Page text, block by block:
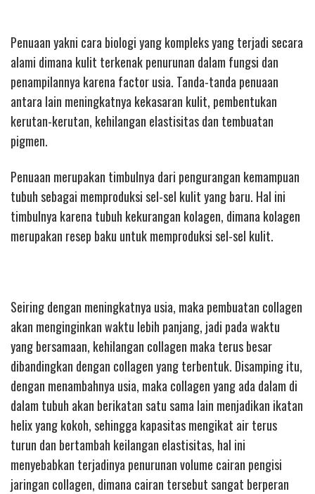
Penuaan yakni cara biologi yang kompleks yang terjadi secara
alami dimana kulit terkenak penurunan dalam fungsi dan
penampilannya karena factor usia. Tanda-tanda penuaan
antara lain meningkatnya kekasaran kulit, pembentukan
kerutan-kerutan, kehilangan elastisitas dan tembuatan
pigmen.
Penuaan merupakan timbulnya dari pengurangan kemampuan
tubuh sebagai memproduksi sel-sel kulit yang baru. Hal ini
timbulnya karena tubuh kekurangan kolagen, dimana kolagen
merupakan resep baku untuk memproduksi sel-sel kulit.
Seiring dengan meningkatnya usia, maka pembuatan collagen
akan menginginkan waktu lebih panjang, jadi pada waktu
yang bersamaan, kehilangan collagen maka terus besar
dibandingkan dengan collagen yang terbentuk. Disamping itu,
dengan menambahnya usia, maka collagen yang ada dalam di
dalam tubuh akan berikatan satu sama lain menjadikan ikatan
helix yang kokoh, sehingga kapasitas mengikat air terus
turun dan bertambah keilangan elastisitas, hal ini
menyebabkan terjadinya penurunan volume cairan pengisi
jaringan collagen, dimana cairan tersebut sangat berperan